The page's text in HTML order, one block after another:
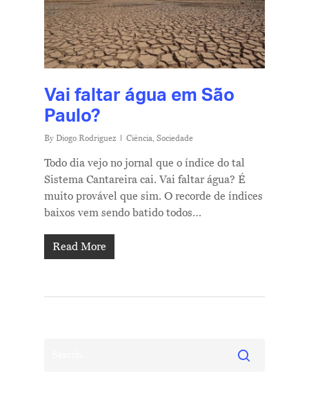
Vai faltar água em São
Paulo?
By Diogo Rodriguez Ciência, Sociedade
Todo dia vejo no jornal que o índice do tal
Sistema Cantareira cai. Vai faltar água? É
muito provável que sim. O recorde de índices
baixos vem sendo batido todos…
Read More